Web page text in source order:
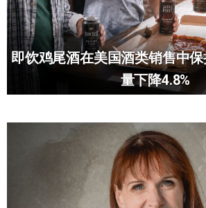
即饮鸡尾酒在美国酒类销售中
量下降4.8%